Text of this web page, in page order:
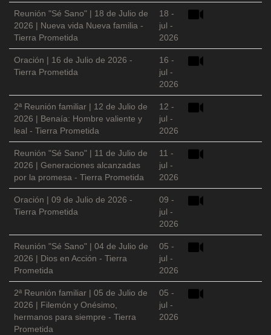
Reunión "Sé Sano" | 18 de Julio de
2026 | Nueva vida Nueva familia -
Tierra Prometida
18 -
jul -
2026
Oración | 16 de Julio de 2026 -
Tierra Prometida
16 -
jul -
2026
2ª Reunión familiar | 12 de Julio de
2026 | Benaía: Hombre valiente y
leal - Tierra Prometida
12 -
jul -
2026
Reunión "Sé Sano" | 11 de Julio de
2026 | Generaciones alcanzadas
por la promesa - Tierra Prometida
11 -
jul -
2026
Oración | 09 de Julio de 2026 -
Tierra Prometida
09 -
jul -
2026
Reunión "Sé Sano" | 04 de Julio de
2026 | Dios en Acción - Tierra
Prometida
05 -
jul -
2026
2ª Reunión familiar | 05 de Julio de
2026 | Filemón y Onésimo,
hermanos para siempre - Tierra
Prometida
05 -
jul -
2026